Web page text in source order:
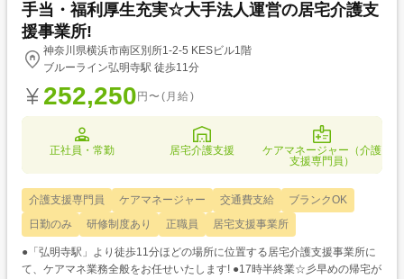
手当・福利厚生充実☆大手法人運営の居宅介護支
援事業所!
神奈川県横浜市南区別所1-2-5 KESビル1階
ブルーライン弘明寺駅 徒歩11分
252,250 円〜(月給)
正社員・常勤 居宅介護支援
ケアマネージャー（介護
支援専門員）
介護支援専門員 ケアマネージャー 交通費支給
ブランクOK
日勤のみ
研修制度あり 正職員 居宅支援事業所
●「弘明寺駅」より徒歩11分ほどの場所に位置する居宅介護支援事業所に
て、ケアマネ業務全般をお任せいたします! ●17時半終業☆彡早めの帰宅が